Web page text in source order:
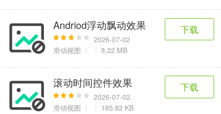
Andriod浮动飘动效果
2026-07-02
滑动视图
8.22 MB
下载
滚动时间控件效果
2026-07-02
滑动视图
185.82 KB
下载